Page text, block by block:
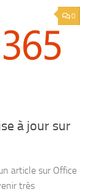
0
à jour sur
article sur Office
très